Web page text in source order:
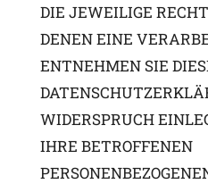
DIE JEWEILIGE
DENEN EINE
ENTNEHMEN SIE
WIDERSPRUCH
IHRE BETROFFENEN